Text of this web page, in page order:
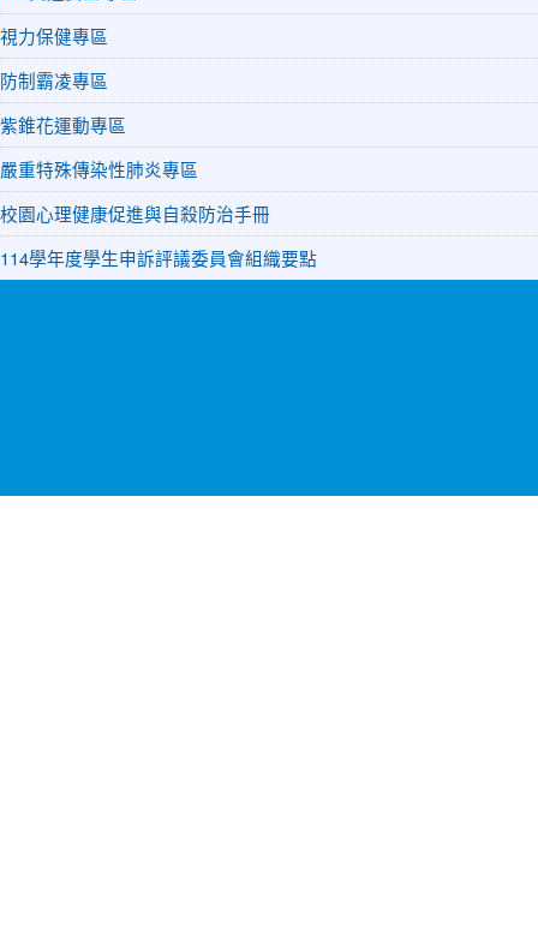
視力保健專區
防制霸凌專區
紫錐花運動專區
嚴重特殊傳染性肺炎專區
校園心理健康促進與自殺防治手冊
114學年度學生申訴評議委員會組織要點